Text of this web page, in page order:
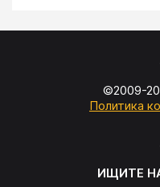
©2009-
Политика
ИЩИТЕ